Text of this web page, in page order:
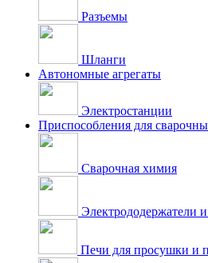
Разъемы
Шланги
Автономные агрегаты
Электростанции
Приспособления для
Сварочная химия
Электрододержатели
Печи для просушки и